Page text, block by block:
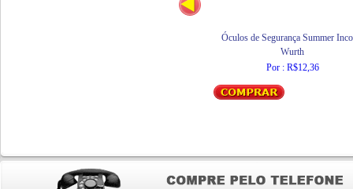
Óculos de Segurança Summer
Wurth
Por : R$12,36